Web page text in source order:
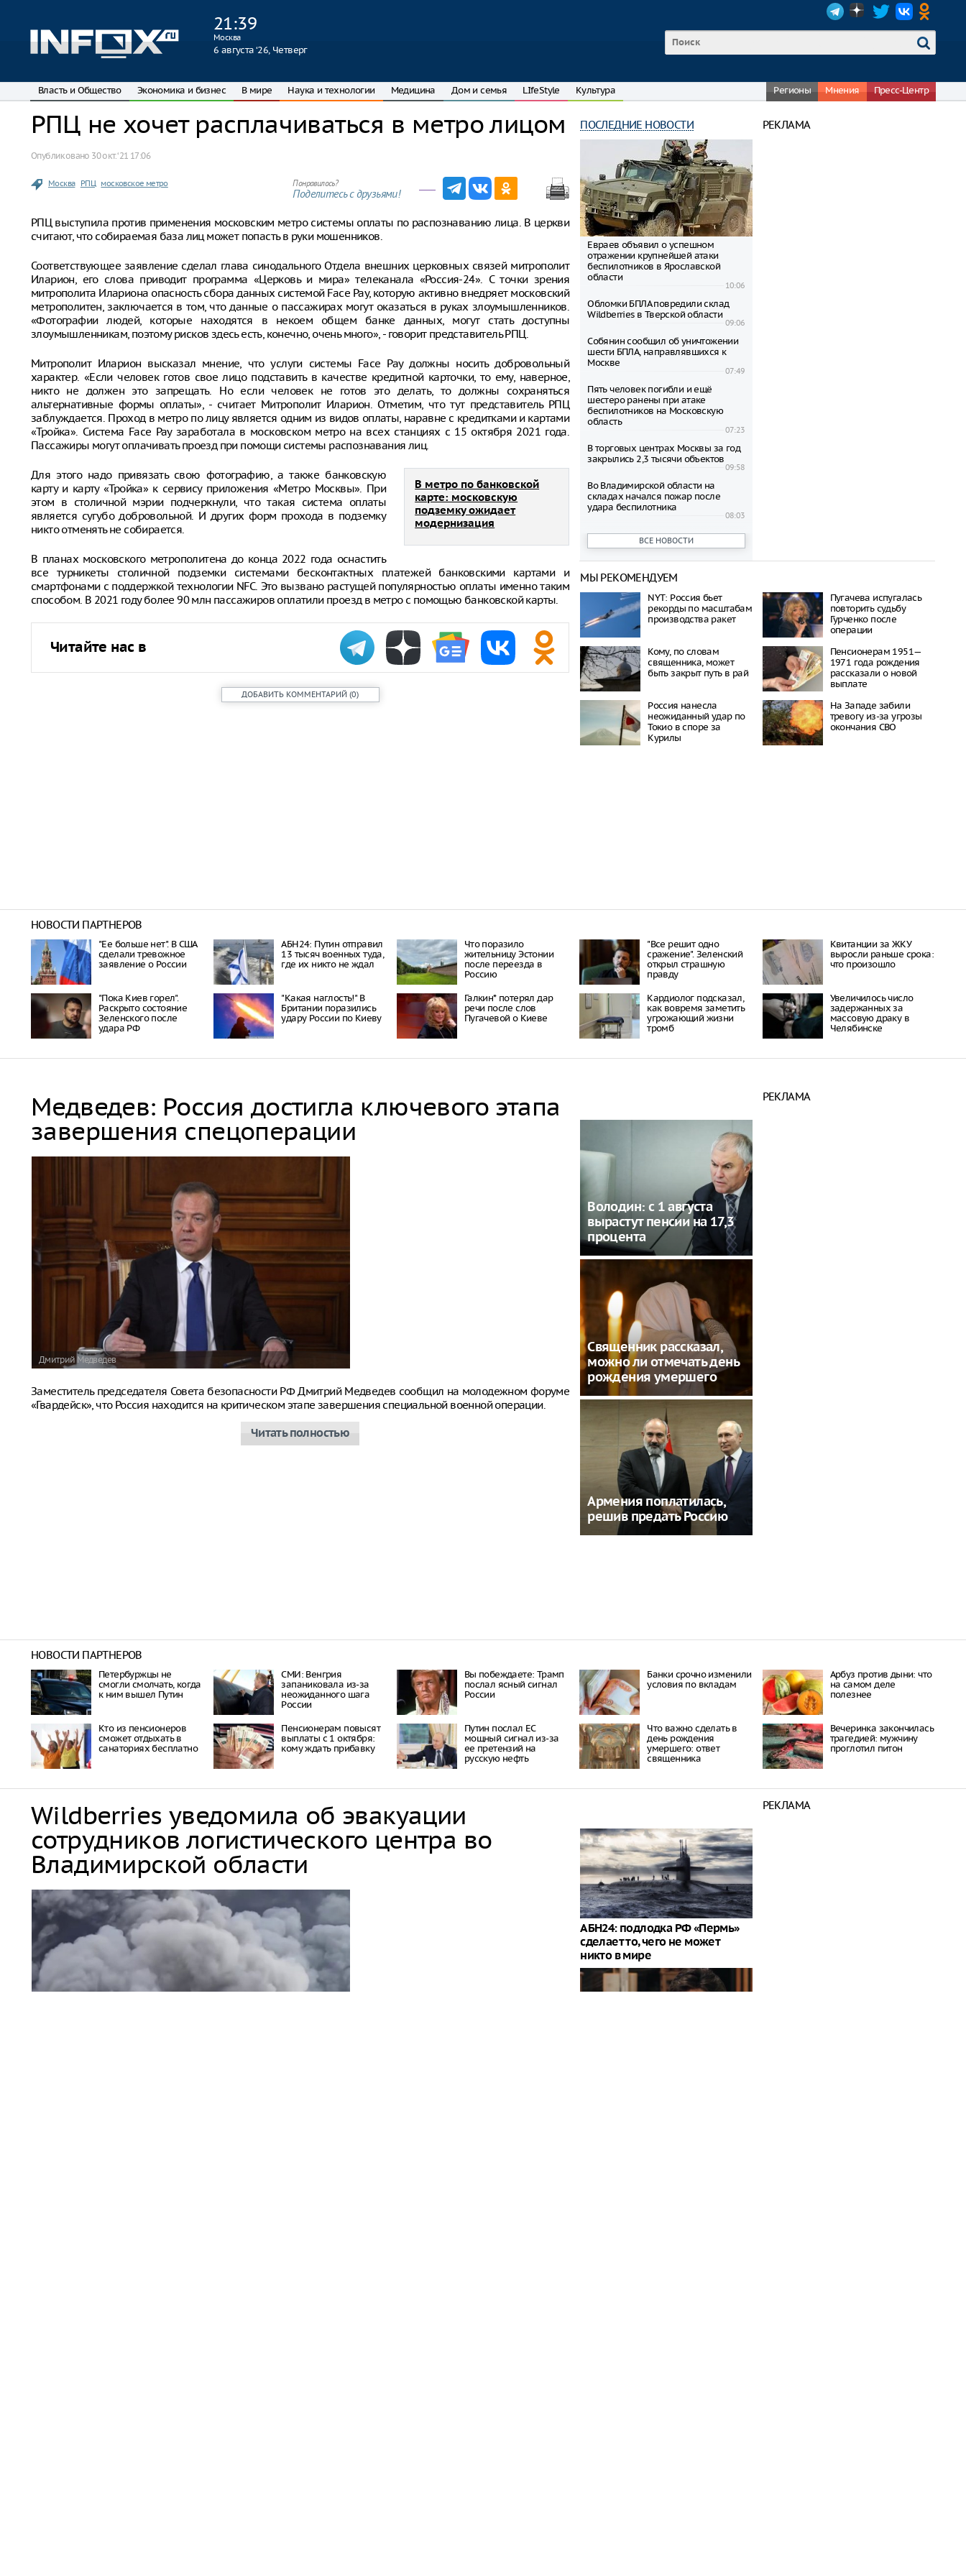
21:39
Москва
6 августа ‘26, Четверг
Власть и Общество Экономика и бизнес В мире Наука и технологии Медицина Дом и семья LIfeStyle Культура Регионы Мнения Пресс-Центр
РПЦ не хочет расплачиваться в метро лицом
Опубликовано 30 окт. ‘21 17:06
Москва РПЦ московское метро Понравилось?
Поделитесь с друзьями!
РПЦ выступила против применения московским метро системы оплаты по распознаванию лица. В церкви
считают, что собираемая база лиц может попасть в руки мошенников.
Соответствующее заявление сделал глава синодального Отдела внешних церковных связей митрополит
Иларион, его слова приводит программа «Церковь и мира» телеканала «Россия-24». С точки зрения
митрополита Илариона опасность сбора данных системой Face Pay, которую активно внедряет московский
метрополитен, заключается в том, что данные о пассажирах могут оказаться в руках злоумышленников.
«Фотографии людей, которые находятся в некоем общем банке данных, могут стать доступны
злоумышленникам, поэтому рисков здесь есть, конечно, очень много», - говорит представитель РПЦ.
Митрополит Иларион высказал мнение, что услуги системы Face Pay должны носить добровольный
характер. «Если человек готов свое лицо подставить в качестве кредитной карточки, то ему, наверное,
никто не должен это запрещать. Но если человек не готов это делать, то должны сохраняться
альтернативные формы оплаты», - считает Митрополит Иларион. Отметим, что тут представитель РПЦ
заблуждается. Проход в метро по лицу является одним из видов оплаты, наравне с кредитками и картами
«Тройка». Система Face Pay заработала в московском метро на всех станциях с 15 октября 2021 года.
Пассажиры могут оплачивать проезд при помощи системы распознавания лиц.
В метро по банковской
карте: московскую
подземку ожидает
модернизация
Для этого надо привязать свою фотографию, а также банковскую
карту и карту «Тройка» к сервису приложения «Метро Москвы». При
этом в столичной мэрии подчеркнули, что такая система оплаты
является сугубо добровольной. И других форм прохода в подземку
никто отменять не собирается.
В планах московского метрополитена до конца 2022 года оснастить
все турникеты столичной подземки системами бесконтактных платежей банковскими картами и
смартфонами с поддержкой технологии NFC. Это вызвано растущей популярностью оплаты именно таким
способом. В 2021 году более 90 млн пассажиров оплатили проезд в метро с помощью банковской карты.
Читайте нас в
ДОБАВИТЬ КОММЕНТАРИЙ (0)
ПОСЛЕДНИЕ НОВОСТИ
Евраев объявил о успешном
отражении крупнейшей атаки
беспилотников в Ярославской
области
10:06
Обломки БПЛА повредили склад
Wildberries в Тверской области
09:06
Собянин сообщил об уничтожении
шести БПЛА, направлявшихся к
Москве
07:49
Пять человек погибли и ещё
шестеро ранены при атаке
беспилотников на Московскую
область
07:23
В торговых центрах Москвы за год
закрылись 2,3 тысячи объектов
09:58
Во Владимирской области на
складах начался пожар после
удара беспилотника
08:03
Число погибших после взрыва в
ресторане Balzi Rossi в Москве
11:31
Таксопарки Москвы требуют
снижения штрафов за нарушения
парковки
11:19
В Туле неизвестный несколько раз
выстрелил в разработчика дронов
В Тверской области сгорел город,
построенный для съемок
«Молодинской битвы»
В Рязани после атаки БПЛА
эвакуировали склад Wildberries
ВСЕ НОВОСТИ
РЕКЛАМА
МЫ РЕКОМЕНДУЕМ
NYT: Россия бьет
рекорды по масштабам
производства ракет
Пугачева испугалась
повторить судьбу
Гурченко после
операции
Кому, по словам
священника, может
быть закрыт путь в рай
Пенсионерам 1951—
1971 года рождения
рассказали о новой
выплате
Россия нанесла
неожиданный удар по
Токио в споре за
Курилы
На Западе забили
тревогу из-за угрозы
окончания СВО
НОВОСТИ ПАРТНЕРОВ
"Ее больше нет". В США
сделали тревожное
заявление о России
АБН24: Путин отправил
13 тысяч военных туда,
где их никто не ждал
Что поразило
жительницу Эстонии
после переезда в
Россию
"Все решит одно
сражение". Зеленский
открыл страшную
правду
Квитанции за ЖКУ
выросли раньше срока:
что произошло
"Пока Киев горел".
Раскрыто состояние
Зеленского после
удара РФ
"Какая наглость!" В
Британии поразились
удару России по Киеву
Галкин* потерял дар
речи после слов
Пугачевой о Киеве
Кардиолог подсказал,
как вовремя заметить
угрожающий жизни
тромб
Увеличилось число
задержанных за
массовую драку в
Челябинске
Медведев: Россия достигла ключевого этапа
завершения спецоперации
Дмитрий Медведев
Заместитель председателя Совета безопасности РФ Дмитрий Медведев сообщил на молодежном форуме
«Гвардейск», что Россия находится на критическом этапе завершения специальной военной операции.
Читать полностью
Володин: с 1 августа
вырастут пенсии на 17,3
процента
Священник рассказал,
можно ли отмечать день
рождения умершего
Армения поплатилась,
решив предать Россию
РЕКЛАМА
НОВОСТИ ПАРТНЕРОВ
Петербуржцы не
смогли смолчать, когда
к ним вышел Путин
СМИ: Венгрия
запаниковала из-за
неожиданного шага
России
Вы побеждаете: Трамп
послал ясный сигнал
России
Банки срочно изменили
условия по вкладам
Арбуз против дыни: что
на самом деле
полезнее
Кто из пенсионеров
сможет отдыхать в
санаториях бесплатно
Пенсионерам повысят
выплаты с 1 октября:
кому ждать прибавку
Путин послал ЕС
мощный сигнал из-за
ее претензий на
русскую нефть
Что важно сделать в
день рождения
умершего: ответ
священника
Вечеринка закончилась
трагедией: мужчину
проглотил питон
Wildberries уведомила об эвакуации
сотрудников логистического центра во
Владимирской области
АБН24: подлодка РФ «Пермь»
сделает то, чего не может
никто в мире
РЕКЛАМА